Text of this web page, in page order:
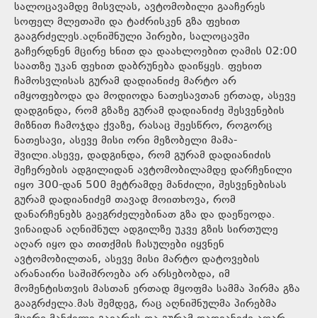
სალოცავამდე მისვლას, ავტომობილი გააჩერეს
სოფელ მლეთაში და ტაძრისკენ გზა ფეხით
გააგრძელეს.აღნიშნული პირები, სალოცავში
გაჩერდნენ მცირე ხნით და დაახლოებით ღამის 02:00
საათზე უკან ფეხით დაბრუნება დაიწყეს. ფეხით
ჩამოსვლისას გურამ დადიანიძე მარტო არ
იმყოფებოდა და მოდიოდა ნათესავთან ერთად, ასევე
დადგინდა, რომ გზაზე გურამ დადიანიძე შესვენების
მიზნით ჩამოჯდა ქვაზე, რასაც შეესწრო, როგორც
ნათესავი, ასევე მისი ორი მეზობელი მამა-
შვილი.ასევე, დადგინდა, რომ გურამ დადიანიძის
შეჩერების ადგილიდან ავტომობილამდე დარჩენილი
იყო 300-დან 500 მეტრამდე მანძილი, შესვენებისას
გურამ დადიანიძემ თავად მოითხოვა, რომ
დანარჩენებს გაეგრძელებინათ გზა და დაეწეოდა.
ვინაიდან აღნიშნულ ადგილზე უკვე გზის სირთულე
აღარ იყო და თითქმის ჩასულები იყვნენ
ავტომობილთან, ასევე მისი მარტო დატოვების
არანაირი საშიშროება არ არსებობდა, იმ
მომენტისთვის მასთან ერთად მყოფმა სამმა პირმა გზა
გააგრძელა.მას შემდეგ, რაც აღნიშნულმა პირებმა